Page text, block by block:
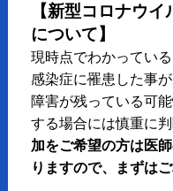
【新型コロナウ
について】
現時点でわかってい
感染症に罹患した事
障害が残っている可
する場合には慎重に
加をご希望の方は医
りますので、まずは